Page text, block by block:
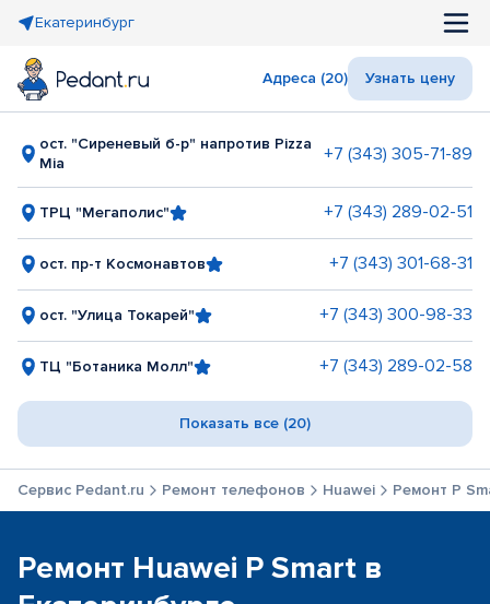
Екатеринбург
Адреса (20) Узнать цену
ост. "Сиреневый б-р" напротив Pizza
Mia
+7 (343) 305-71-89
ТРЦ "Мегаполис" +7 (343) 289-02-51
ост. пр-т Космонавтов +7 (343) 301-68-31
ост. "Улица Токарей" +7 (343) 300-98-33
ТЦ "Ботаника Молл" +7 (343) 289-02-58
Показать все (20)
Сервис Pedant.ru Ремонт телефонов Huawei Ремонт P
Ремонт Huawei P Smart в